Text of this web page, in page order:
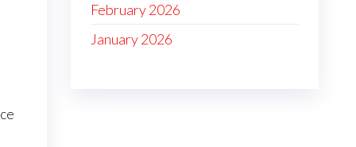
February 2026
January 2026